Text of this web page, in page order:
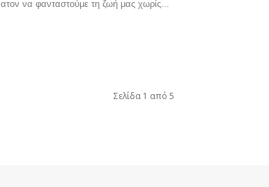
να φανταστούμε τη ζωή μας χωρίς...
Σελίδα 1 από 5